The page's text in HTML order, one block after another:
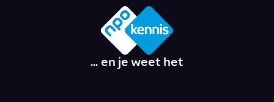
... en je weet het